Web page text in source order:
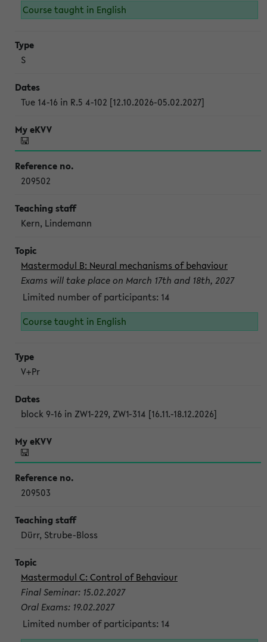
Course taught in English
S
Tue 14-16 in R.5 4-102 [12.10.2026-05.02.2027]
209502
Kern, Lindemann
Mastermodul B: Neural mechanisms of behaviour
Exams will take place on March 17th and 18th, 2027
Limited number of participants: 14
Course taught in English
V+Pr
block 9-16 in ZW1-229, ZW1-314 [16.11.-18.12.2026]
209503
Dürr, Strube-Bloss
Mastermodul C: Control of Behaviour
Final Seminar: 15.02.2027
Oral Exams: 19.02.2027
Limited number of participants: 14